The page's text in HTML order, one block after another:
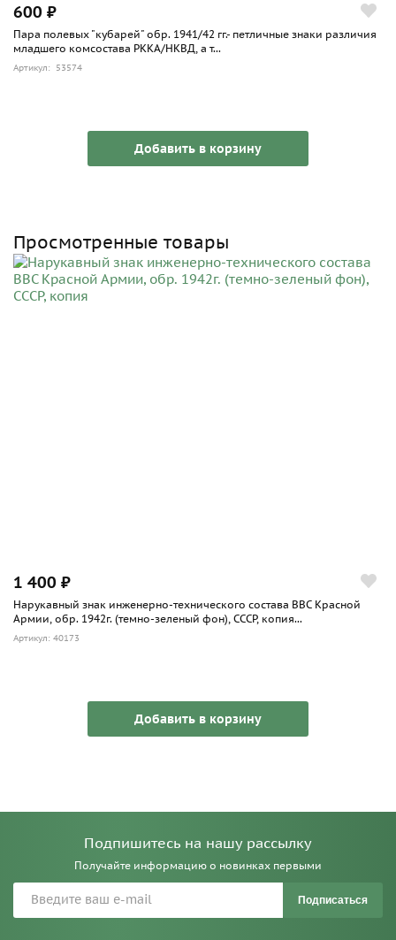
600 ₽
Пара полевых "кубарей" обр. 1941/42 гг.- петличные знаки различия
младшего комсостава РККА/НКВД, а т...
Артикул: 53574
Добавить в корзину
Просмотренные товары
1 400 ₽
Нарукавный знак инженерно-технического состава ВВС Красной
Армии, обр. 1942г. (темно-зеленый фон), СССР, копия...
Артикул: 40173
Добавить в корзину
Подпишитесь на нашу рассылку
Получайте информацию о новинках первыми
Подписаться